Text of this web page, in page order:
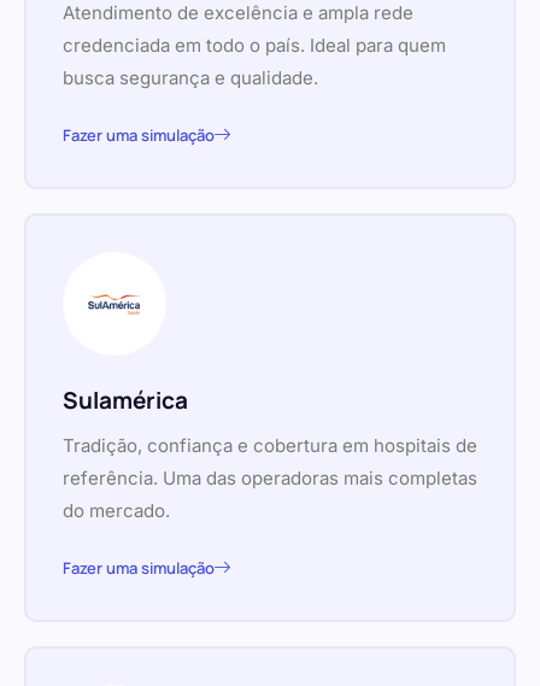
Atendimento de excelência e ampla rede
credenciada em todo o país. Ideal para quem
busca segurança e qualidade.
Fazer uma simulação
Sulamérica
Tradição, confiança e cobertura em hospitais de
referência. Uma das operadoras mais completas
do mercado.
Fazer uma simulação